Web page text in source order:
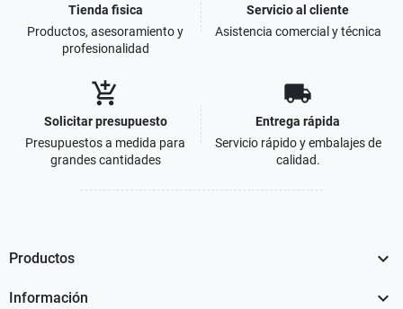
Tienda fisica
Productos, asesoramiento y
profesionalidad
Servicio al cliente
Asistencia comercial y técnica
add_shopping_cart
Solicitar presupuesto
Presupuestos a medida para
grandes cantidades
local_shipping
Entrega rápida
Servicio rápido y embalajes de
calidad.
Productos 
Información 